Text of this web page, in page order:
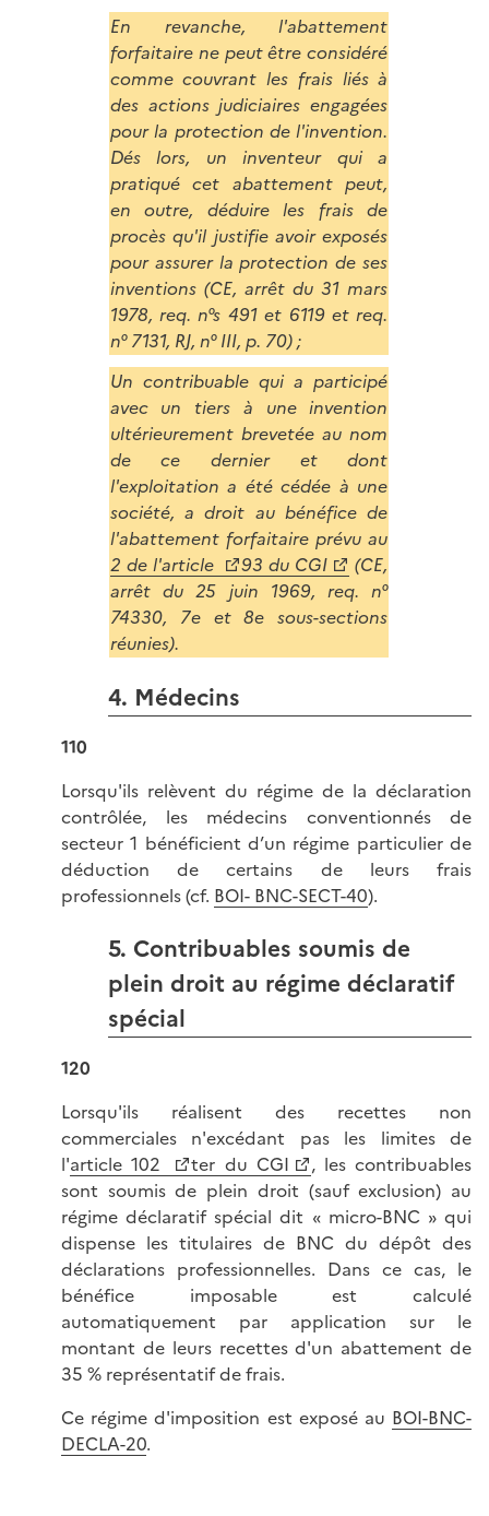
En revanche, l'abattement
forfaitaire ne peut être considéré
comme couvrant les frais liés à
des actions judiciaires engagées
pour la protection de l'invention.
Dés lors, un inventeur qui a
pratiqué cet abattement peut,
en outre, déduire les frais de
procès qu'il justifie avoir exposés
pour assurer la protection de ses
inventions (CE, arrêt du 31 mars
1978, req. n°s 491 et 6119 et req.
n° 7131, RJ, n° III, p. 70) ;
Un contribuable qui a participé
avec un tiers à une invention
ultérieurement brevetée au nom
de ce dernier et dont
l'exploitation a été cédée à une
société, a droit au bénéfice de
l'abattement forfaitaire prévu au
2 de l'article
93 du CGI
(CE,
arrêt du 25 juin 1969, req. n°
74330, 7e et 8e sous-sections
réunies).
4. Médecins
110
Lorsqu'ils relèvent du régime de la déclaration
contrôlée, les médecins conventionnés de
secteur 1 bénéficient d’un régime particulier de
déduction de certains de leurs frais
professionnels (cf. BOI- BNC-SECT-40).
5. Contribuables soumis de
plein droit au régime déclaratif
spécial
120
Lorsqu'ils réalisent des recettes non
commerciales n'excédant pas les limites de
l'article 102 ter du CGI
, les contribuables
sont soumis de plein droit (sauf exclusion) au
régime déclaratif spécial dit « micro-BNC » qui
dispense les titulaires de BNC du dépôt des
déclarations professionnelles. Dans ce cas, le
bénéfice imposable est calculé
automatiquement par application sur le
montant de leurs recettes d'un abattement de
35 % représentatif de frais.
Ce régime d'imposition est exposé au BOI-BNC-
DECLA-20.